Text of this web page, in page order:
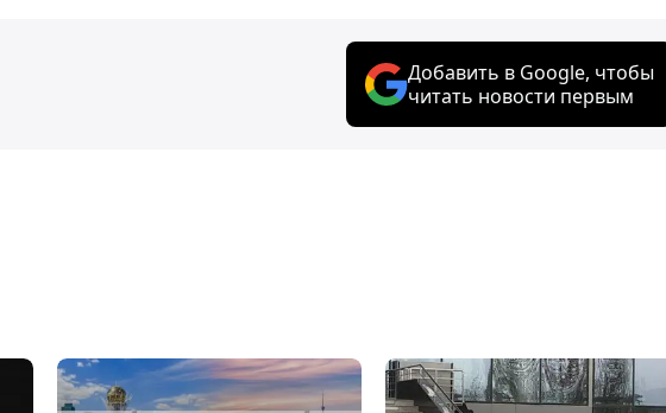
Добавить в Google, чтобы
читать новости первым